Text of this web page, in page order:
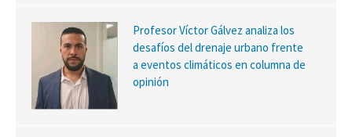
Profesor Víctor Gálvez analiza los
desafíos del drenaje urbano frente
a eventos climáticos en columna de
opinión